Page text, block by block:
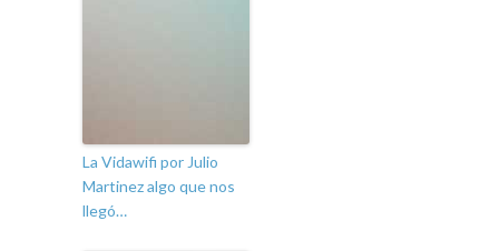
La Vidawifi por Julio
Martinez algo que nos
llegó…